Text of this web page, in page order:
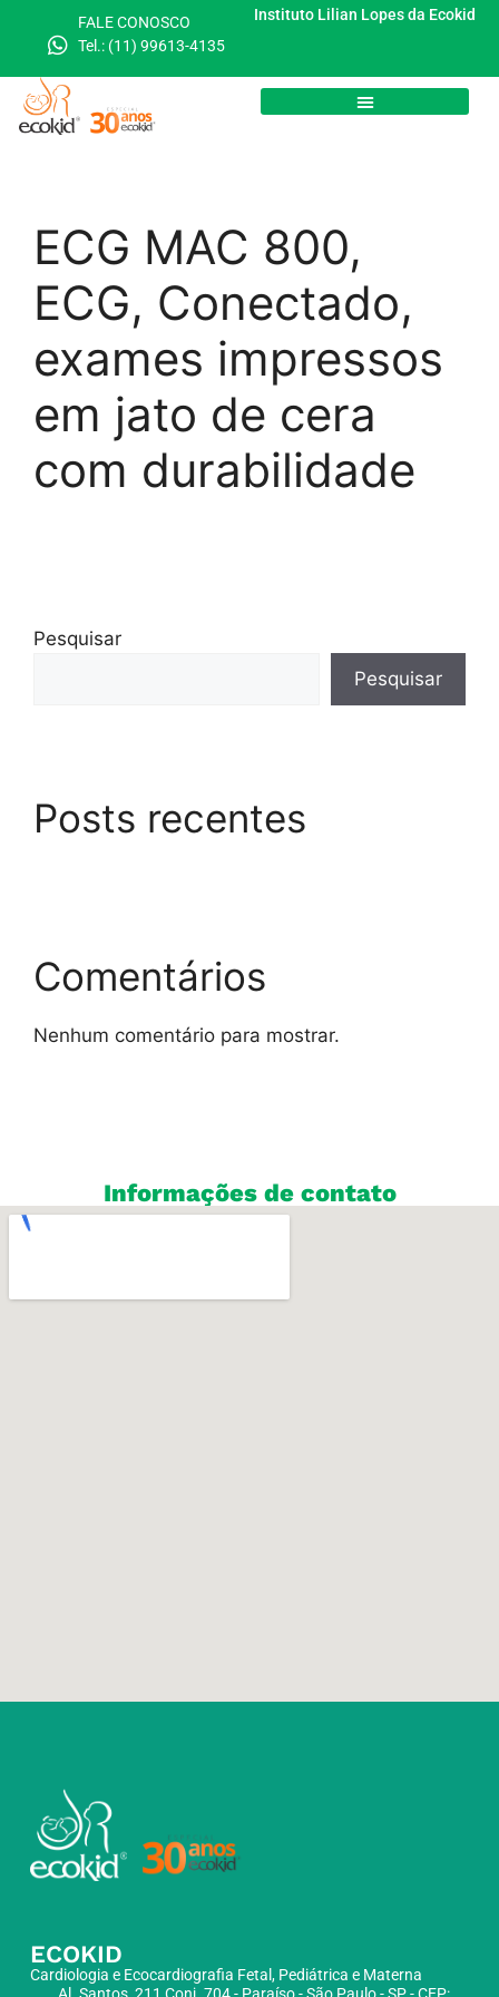
FALE CONOSCO
Tel.: (11) 99613-4135
Instituto Lilian Lopes da Ecokid
ECG MAC 800,
ECG, Conectado,
exames impressos
em jato de cera
com durabilidade
Pesquisar
Pesquisar
Posts recentes
Comentários
Nenhum comentário para mostrar.
Informações de contato
ECOKID
Cardiologia e Ecocardiografia Fetal, Pediátrica e Materna